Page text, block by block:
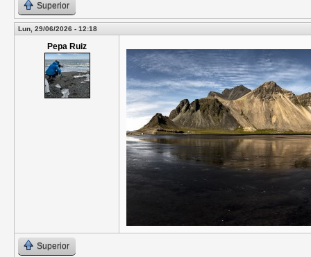
Superior
Lun, 29/06/2026 - 12:18
Pepa Ruiz
Superior